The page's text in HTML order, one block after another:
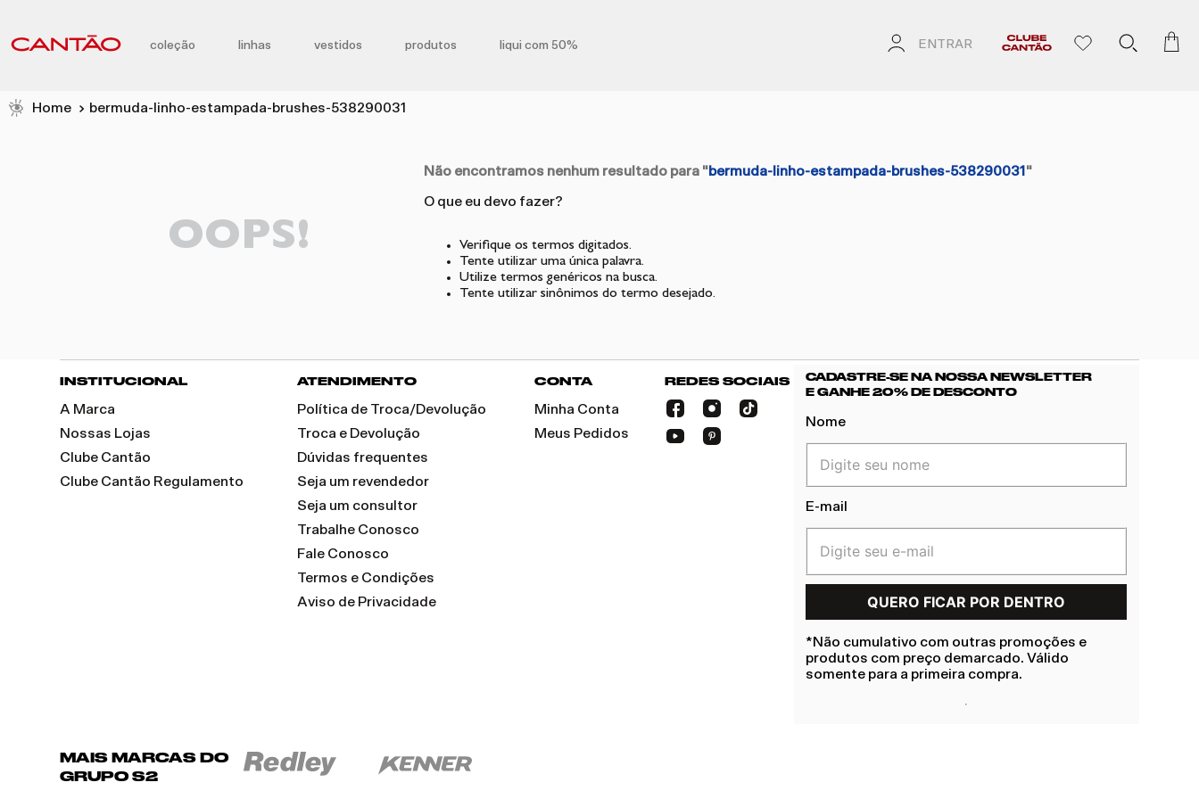
coleção linhas vestidos produtos liqui com 50% ENTRAR
bermuda-linho-estampada-brushes-538290031
OOPS!
Não encontramos nenhum resultado para "bermuda-linho-estampada-brushes-538290031 "
O que eu devo fazer?
Verifique os termos digitados.
Tente utilizar uma única palavra.
Utilize termos genéricos na busca.
Tente utilizar sinônimos do termo desejado.
INSTITUCIONAL
A Marca
Nossas Lojas
Clube Cantão
Clube Cantão Regulamento
ATENDIMENTO
Política de Troca/Devolução
Troca e Devolução
Dúvidas frequentes
Seja um revendedor
Seja um consultor
Trabalhe Conosco
Fale Conosco
Termos e Condições
Aviso de Privacidade
CONTA
Minha Conta
Meus Pedidos
REDES SOCIAIS
CADASTRE-SE NA NOSSA NEWSLETTER
E GANHE 20% DE DESCONTO
Nome
E-mail
*Não cumulativo com outras promoções e
produtos com preço demarcado. Válido
somente para a primeira compra.
MAIS MARCAS DO
GRUPO S2